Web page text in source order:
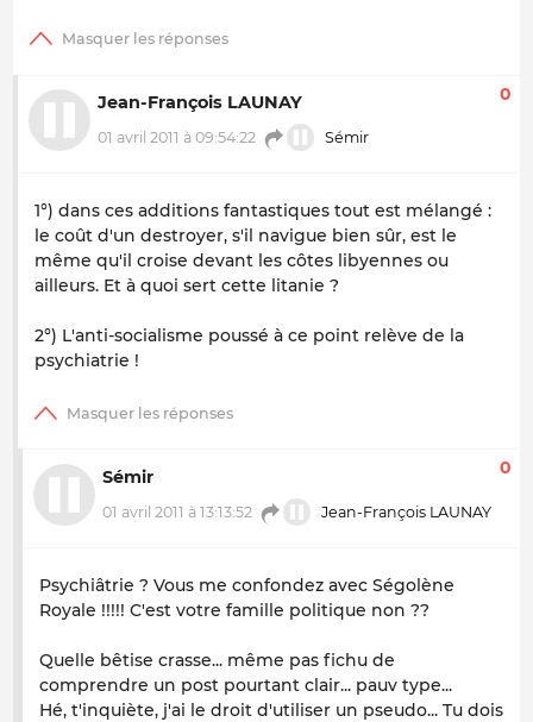
Jean-François LAUNAY
01 avril 2011 à 09:54:22 Sémir
0
1°) dans ces additions fantastiques tout est mélangé :
le coût d'un destroyer, s'il navigue bien sûr, est le
même qu'il croise devant les côtes libyennes ou
ailleurs. Et à quoi sert cette litanie ?
2°) L'anti-socialisme poussé à ce point relève de la
psychiatrie !
Sémir
01 avril 2011 à 13:13:52 Jean-François LAUNAY
0
Psychiâtrie ? Vous me confondez avec Ségolène
Royale !!!!! C'est votre famille politique non ??
Quelle bêtise crasse... même pas fichu de
comprendre un post pourtant clair... pauv type...
Hé, t'inquiète, j'ai le droit d'utiliser un pseudo... Tu dois